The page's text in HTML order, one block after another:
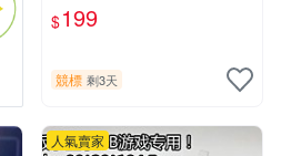
光榮/非大宇/非軟體世界/非宇
峻(競標品/下標前請細讀商品
$199
競標 剩3天
人氣賣家